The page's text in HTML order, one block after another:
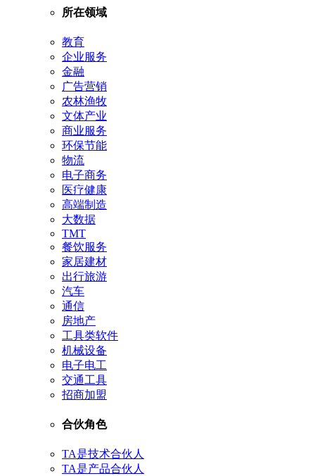
所在领域
教育
企业服务
金融
广告营销
农林渔牧
文体产业
商业服务
环保节能
物流
电子商务
医疗健康
高端制造
大数据
TMT
餐饮服务
家居建材
出行旅游
汽车
通信
房地产
工具类软件
机械设备
电子电工
交通工具
招商加盟
合伙角色
TA是技术合伙人
TA是产品合伙人